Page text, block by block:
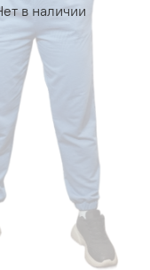
в наличии